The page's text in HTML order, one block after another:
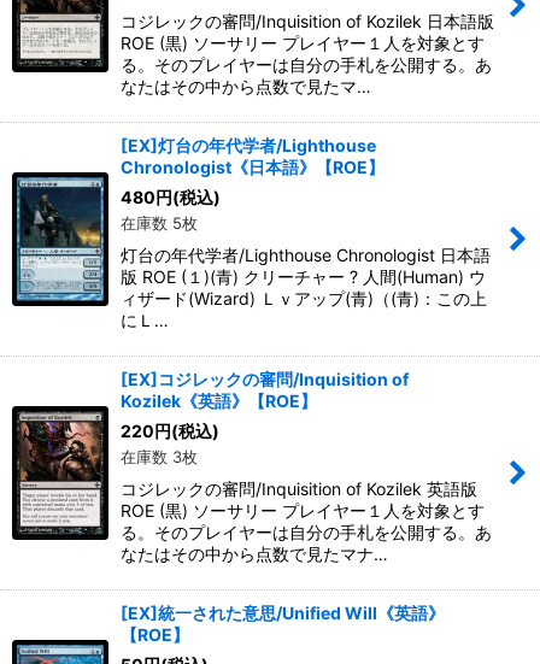
コジレックの審問/Inquisition of Kozilek 日本語版
ROE (黒) ソーサリー プレイヤー１人を対象とす
る。そのプレイヤーは自分の手札を公開する。あ
なたはその中から点数で見たマ…
[EX]灯台の年代学者/Lighthouse
Chronologist《日本語》【ROE】
480円(税込)
在庫数 5枚
灯台の年代学者/Lighthouse Chronologist 日本語
版 ROE (１)(青) クリーチャー ? 人間(Human) ウ
ィザード(Wizard) Ｌｖアップ(青)（(青)：この上
にＬ…
[EX]コジレックの審問/Inquisition of
Kozilek《英語》【ROE】
220円(税込)
在庫数 3枚
コジレックの審問/Inquisition of Kozilek 英語版
ROE (黒) ソーサリー プレイヤー１人を対象とす
る。そのプレイヤーは自分の手札を公開する。あ
なたはその中から点数で見たマナ…
[EX]統一された意思/Unified Will《英語》
【ROE】